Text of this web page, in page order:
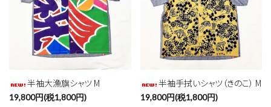
半袖大漁旗シャツ M
19,800円(税1,800円)
半袖手拭いシャツ（きのこ） M
19,800円(税1,800円)